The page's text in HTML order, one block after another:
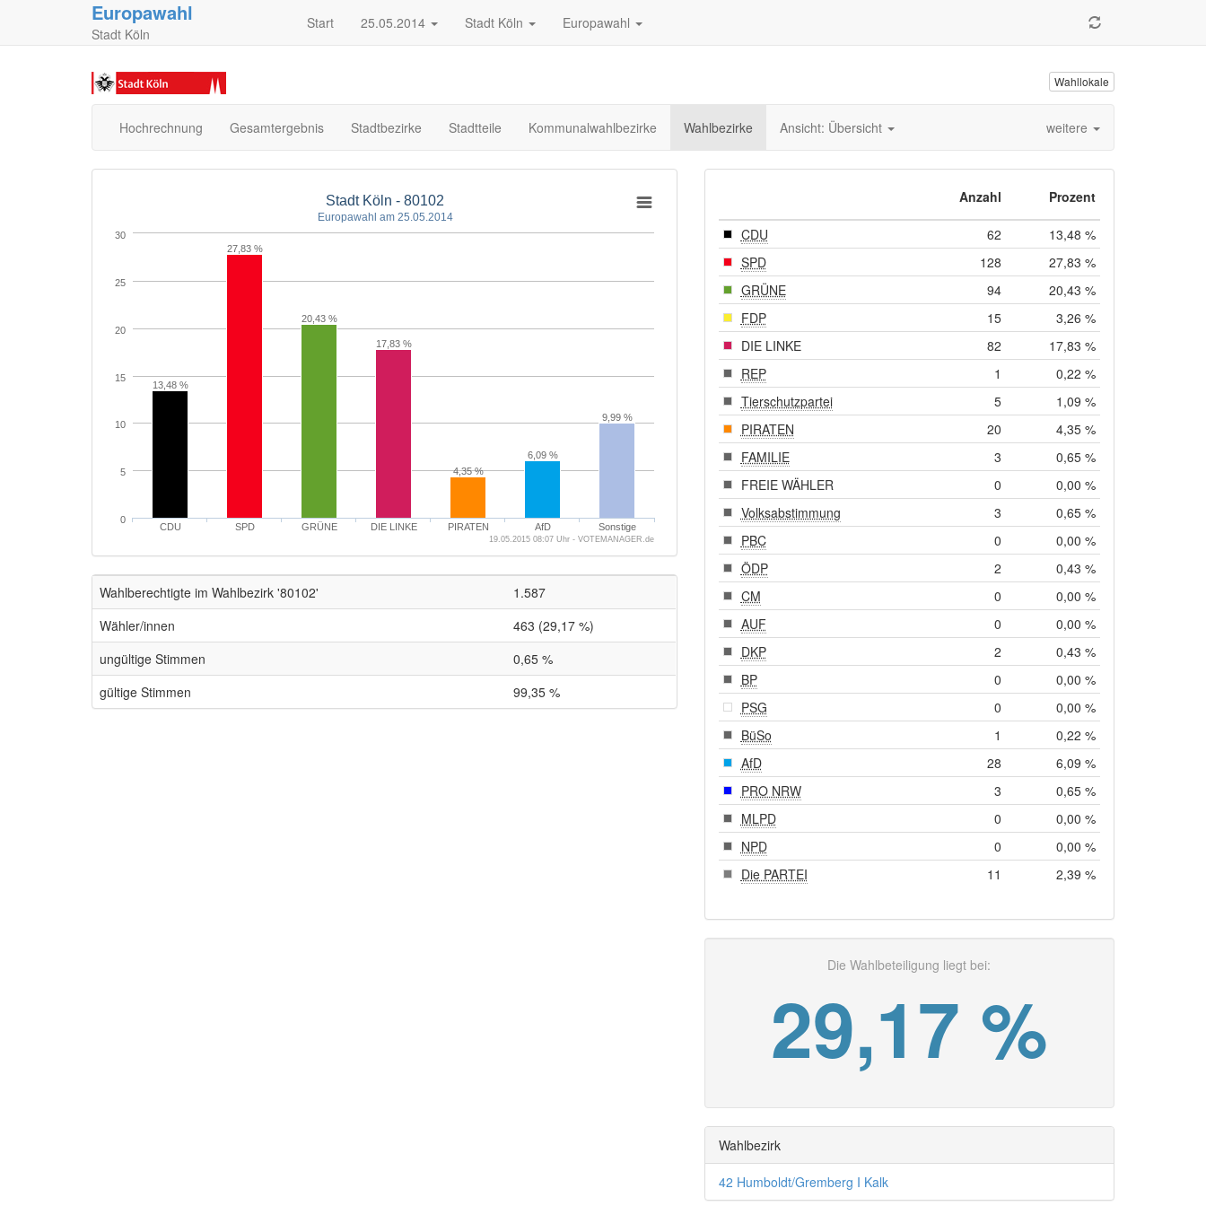
Europawahl
Stadt Köln
Start 25.05.2014 Stadt Köln Europawahl
Wahllokale
Hochrechnung Gesamtergebnis Stadtbezirke Stadtteile Kommunalwahlbezirke Wahlbezirke Ansicht: Übersicht weitere
Stadt Köln - 80102
Europawahl am 25.05.2014
13,48 %
27,83 %
20,43 %
17,83 %
4,35 %
6,09 %
9,99 %
CDU SPD GRÜNE DIE LINKE PIRATEN AfD Sonstige
0
5
10
15
20
25
30
19.05.2015 08:07 Uhr - VOTEMANAGER.de
Wahlberechtigte im Wahlbezirk '80102'
1.587
Wähler/innen
463 (29,17 %)
ungültige Stimmen
0,65 %
gültige Stimmen
99,35 %
Anzahl Prozent
CDU 62
13,48 %
SPD
128
27,83 %
GRÜNE
94
20,43 %
FDP
15
3,26 %
DIE LINKE
82
17,83 %
REP
1
0,22 %
Tierschutzpartei
5
1,09 %
PIRATEN
20
4,35 %
FAMILIE
3
0,65 %
FREIE WÄHLER
0
0,00 %
Volksabstimmung
3
0,65 %
PBC
0
0,00 %
ÖDP
2
0,43 %
CM
0
0,00 %
AUF
0
0,00 %
DKP
2
0,43 %
BP
0
0,00 %
PSG
0
0,00 %
BüSo
1
0,22 %
AfD
28
6,09 %
PRO NRW
3
0,65 %
MLPD
0
0,00 %
NPD
0
0,00 %
Die PARTEI
11 2,39 %
Die Wahlbeteiligung liegt bei:
29,17 %
Wahlbezirk
42 Humboldt/Gremberg I Kalk